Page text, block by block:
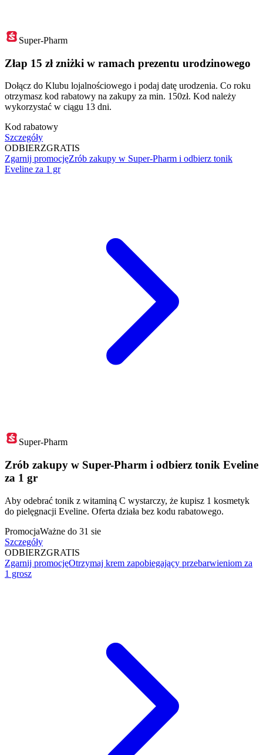
Super-Pharm
Złap 15 zł zniżki w ramach prezentu urodzinowego
Dołącz do Klubu lojalnościowego i podaj datę urodzenia. Co roku
otrzymasz kod rabatowy na zakupy za min. 150zł. Kod należy
wykorzystać w ciągu 13 dni.
Kod rabatowy
Szczegóły
ODBIERZGRATIS
Zgarnij promocjęZrób zakupy w Super-Pharm i odbierz tonik
Eveline za 1 gr
Super-Pharm
Zrób zakupy w Super-Pharm i odbierz tonik Eveline
za 1 gr
Aby odebrać tonik z witaminą C wystarczy, że kupisz 1 kosmetyk
do pielęgnacji Eveline. Oferta działa bez kodu rabatowego.
PromocjaWażne do 31 sie
Szczegóły
ODBIERZGRATIS
Zgarnij promocjęOtrzymaj krem zapobiegający przebarwieniom za
1 grosz